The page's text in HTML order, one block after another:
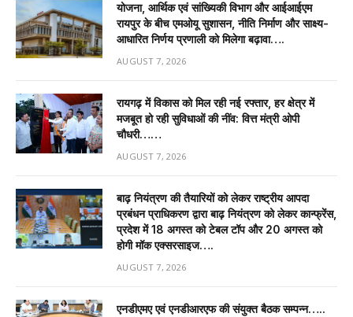
योजना, आर्थिक एवं सांख्यिकी विभाग और आईआईएम
रायपुर के बीच एमओयू सुशासन, नीति निर्माण और साक्ष्य-
आधारित निर्णय प्रणाली को मिलेगा बढ़ावा….
AUGUST 7, 2026
रायगढ़ में विकास को मिल रही नई रफ्तार, हर क्षेत्र में
मजबूत हो रही सुविधाओं की नींव: वित्त मंत्री ओपी
चौधरी……
AUGUST 7, 2026
बाढ़ नियंत्रण की तैयारियों को लेकर राष्ट्रीय आपदा
प्रबंधन प्राधिकरण द्वारा बाढ़ नियंत्रण को लेकर कान्फ्रेंस,
प्रदेश में 18 अगस्त को टेबल टॉप और 20 अगस्त को
होगी मॉक एक्सरसाइज….
AUGUST 7, 2026
एनडीएमए एवं एनडीआरएफ की संयुक्त बैठक सम्पन्न…..